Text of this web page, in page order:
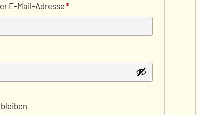
E-Mail-Adresse*Erforderlich